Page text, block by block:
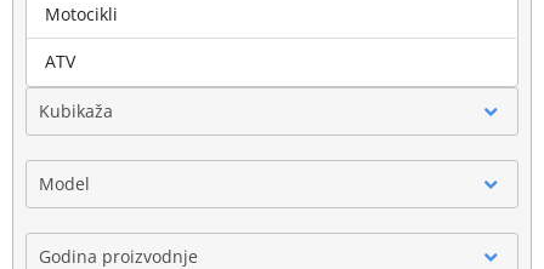
Marka
Kubikaža
Model
Godina proizvodnje
Motocikli
ATV